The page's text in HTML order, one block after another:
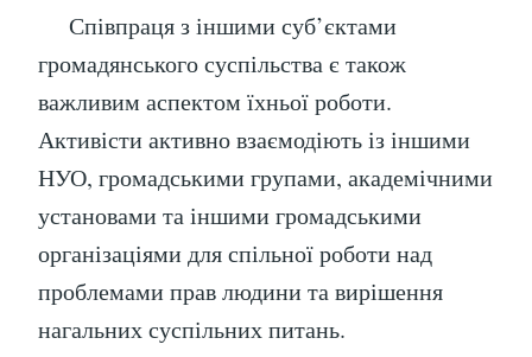
Співпраця з іншими суб’єктами
громадянського суспільства є також
важливим аспектом їхньої роботи.
Активісти активно взаємодіють із іншими
НУО, громадськими групами, академічними
установами та іншими громадськими
організаціями для спільної роботи над
проблемами прав людини та вирішення
нагальних суспільних питань.